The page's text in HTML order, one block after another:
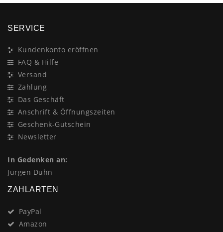
SERVICE
Kundenkonto eröffnen
FAQ & Hilfe
Versand
Zahlung
Das Geschäft
Anschrift & Öffnungszeiten
Geschenk-Gutschein
Newsletter
In Gedenken an:
Jürgen Duhn
ZAHLARTEN
PayPal
Amazon